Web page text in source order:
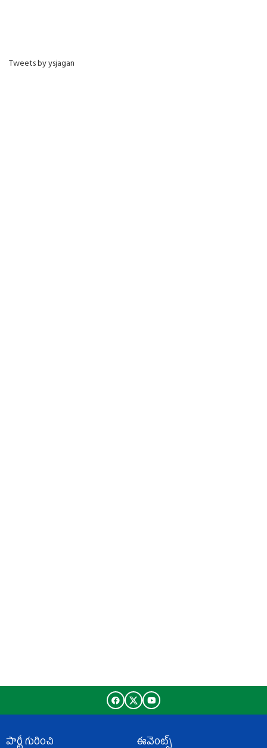
Tweets by ysjagan
పార్టీ గురించి ఈవెంట్స్